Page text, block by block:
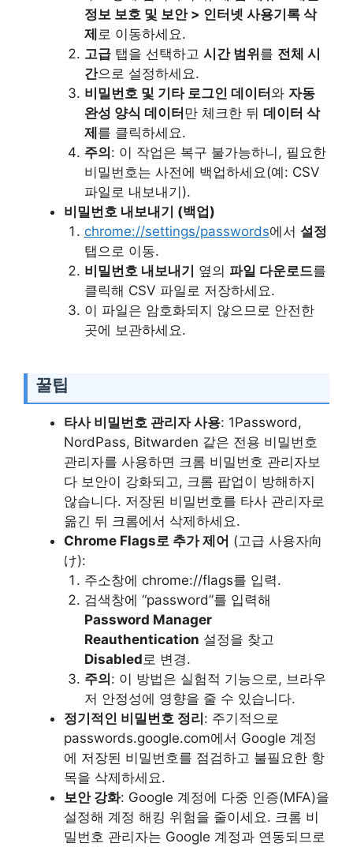
정보 보호 및 보안 > 인터넷 사용기록 삭
제 로 이동하세요.
고급탭을 선택하고 시간 범위를 전체 시
간으로 설정하세요.
비밀번호 및 기타 로그인 데이터와 자동
완성 양식 데이터만 체크한 뒤 데이터 삭
제를 클릭하세요.
주의: 이 작업은 복구 불가능하니, 필요한
비밀번호는 사전에 백업하세요(예: CSV
파일로 내보내기).
비밀번호 내보내기 (백업)
chrome://settings/passwords에서 설정
탭으로 이동.
비밀번호 내보내기 옆의 파일 다운로드를
클릭해 CSV 파일로 저장하세요.
이 파일은 암호화되지 않으므로 안전한
곳에 보관하세요.
꿀팁
타사 비밀번호 관리자 사용: 1Password,
NordPass, Bitwarden 같은 전용 비밀번호
관리자를 사용하면 크롬 비밀번호 관리자보
다 보안이 강화되고, 크롬 팝업이 방해하지
않습니다. 저장된 비밀번호를 타사 관리자로
옮긴 뒤 크롬에서 삭제하세요.
Chrome Flags로 추가 제어 (고급 사용자向
け):
주소창에 chrome://flags를 입력.
검색창에 “password”를 입력해
Password Manager
Reauthentication 설정을 찾고
Disabled 로 변경.
주의: 이 방법은 실험적 기능으로, 브라우
저 안정성에 영향을 줄 수 있습니다.
정기적인 비밀번호 정리: 주기적으로
passwords.google.com에서 Google 계정
에 저장된 비밀번호를 점검하고 불필요한 항
목을 삭제하세요.
보안 강화: Google 계정에 다중 인증(MFA)을
설정해 계정 해킹 위험을 줄이세요. 크롬 비
밀번호 관리자는 Google 계정과 연동되므로